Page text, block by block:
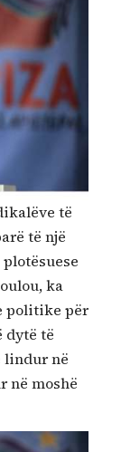
të
të një
ka
politike për
dytë të
lindur në
në moshë